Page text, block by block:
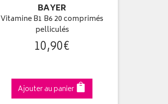
BAYER
Vitamine B1 B6 20 comprimés
pelliculés
10,90€
Ajouter au panier